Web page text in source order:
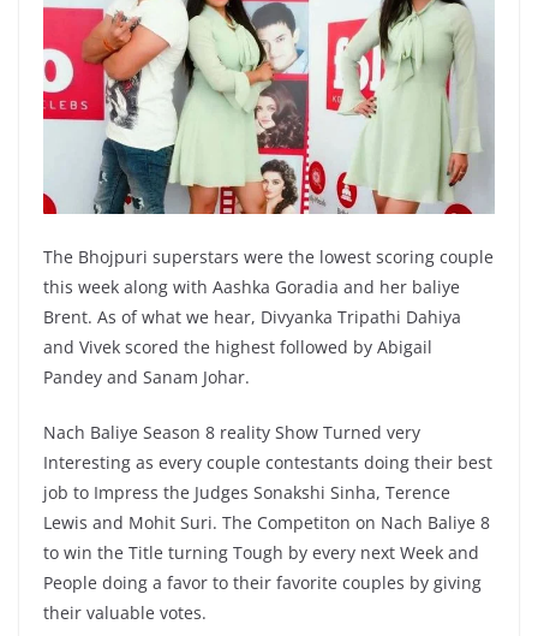
The Bhojpuri superstars were the lowest scoring couple
this week along with Aashka Goradia and her baliye
Brent. As of what we hear, Divyanka Tripathi Dahiya
and Vivek scored the highest followed by Abigail
Pandey and Sanam Johar.
Nach Baliye Season 8 reality Show Turned very
Interesting as every couple contestants doing their best
job to Impress the Judges Sonakshi Sinha, Terence
Lewis and Mohit Suri. The Competiton on Nach Baliye 8
to win the Title turning Tough by every next Week and
People doing a favor to their favorite couples by giving
their valuable votes.